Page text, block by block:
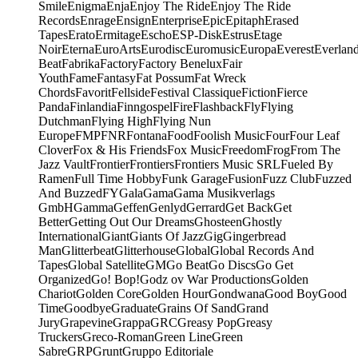
SmileEnigmaEnjaEnjoy The RideEnjoy The Ride
RecordsEnrageEnsignEnterpriseEpicEpitaphErased
TapesEratoErmitageEschoESP-DiskEstrusEtage
NoirEternaEuroArtsEurodiscEuromusicEuropaEverest
BeatFabrikaFactoryFactory BeneluxFair
YouthFameFantasyFat PossumFat Wreck
ChordsFavoritFellsideFestival ClassiqueFictionFierce
PandaFinlandiaFinngospelFireFlashbackFlyFlying
DutchmanFlying HighFlying Nun
EuropeFMPFNRFontanaFoodFoolish MusicFourFour Leaf
CloverFox & His FriendsFox MusicFreedomFrogFrom The
Jazz VaultFrontierFrontiersFrontiers Music SRLFueled By
RamenFull Time HobbyFunk GarageFusionFuzz ClubFuzzed
And BuzzedFYGalaGamaGama Musikverlags
GmbHGammaGeffenGenlydGerrardGet BackGet
BetterGetting Out Our DreamsGhosteenGhostly
InternationalGiantGiants Of JazzGigGingerbread
ManGlitterbeatGlitterhouseGlobalGlobal Records And
TapesGlobal SatelliteGMGo BeatGo DiscsGo Get
OrganizedGo! Bop!Godz ov War ProductionsGolden
ChariotGolden CoreGolden HourGondwanaGood BoyGood
TimeGoodbyeGraduateGrains Of SandGrand
JuryGrapevineGrappaGRCGreasy PopGreasy
TruckersGreco-RomanGreen LineGreen
SabreGRPGruntGruppo Editoriale